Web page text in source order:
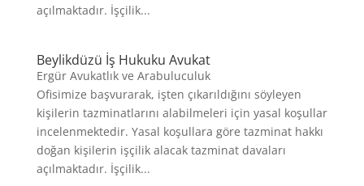
açılmaktadır. İşçilik...
Beylikdüzü İş Hukuku Avukat
Ergür Avukatlık ve Arabuluculuk
Ofisimize başvurarak, işten çıkarıldığını söyleyen
kişilerin tazminatlarını alabilmeleri için yasal koşullar
incelenmektedir. Yasal koşullara göre tazminat hakkı
doğan kişilerin işçilik alacak tazminat davaları
açılmaktadır. İşçilik...